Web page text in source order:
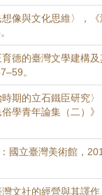
像與文化思維〉，《
育德的臺灣文學建構
。
時期的立石鐵臣研究
學青年論集（二）
國立臺灣美術館，
灣文社的經營與其譯